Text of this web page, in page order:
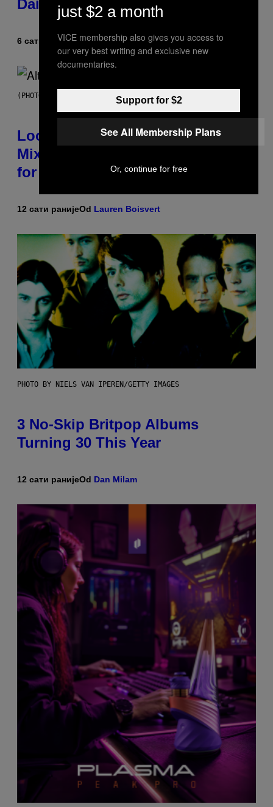
Daily Horoscope: August 6, 2026
6 сати ранијеOdAshley Fike
(PHOTO BY MICK HUTSON/REDFERNS)
Looking For the Perfect Alt-Rock
Mixtape for Your Boo? I Made It
for You Already
12 сати ранијеOd Lauren Boisvert
PHOTO BY NIELS VAN IPEREN/GETTY IMAGES
3 No-Skip Britpop Albums
Turning 30 This Year
12 сати ранијеOd Dan Milam
just $2 a month
VICE membership also gives you access to
our very best writing and exclusive new
documentaries.
Support for $2
See All Membership Plans
Or, continue for free